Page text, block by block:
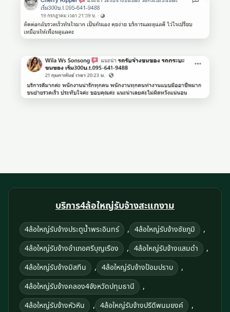
บริการ4ล้อใหญ่รับจ้างสะแกงาม
4ล้อใหญ่รับจ้างประตูน้ำพระอินทร์ , 4ล้อใหญ่รับจ้างชัยภูมิ ,
4ล้อใหญ่รับจ้างอำเภอศรีบุญเรือง , 4ล้อใหญ่รับจ้างแสมดำ ,
4ล้อใหญ่รับจ้างมิสทีน , 4ล้อใหญ่รับจ้างป้อมปราบ ,
4ล้อใหญ่รับจ้างคลอง4จังหวัดปทุมธานี ,
4ล้อใหญ่รับจ้างหัวหิน , 4ล้อใหญ่รับจ้างปรีดีพนมยงค์ ,